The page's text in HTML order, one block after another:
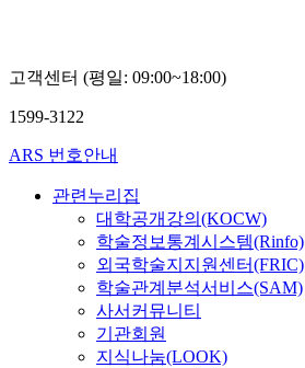
고객센터 (평일: 09:00~18:00)
1599-3122
ARS 번호안내
관련누리집
대학공개강의(KOCW)
학술정보통계시스템(Rinfo)
외국학술지지원센터(FRIC)
학술관계분석서비스(SAM)
사서커뮤니티
기관회원
지식나눔(LOOK)